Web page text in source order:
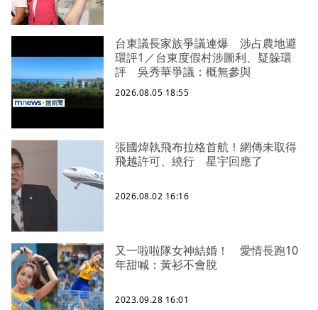
台東議長家族爭議連爆 涉占農地避
環評1／台東度假村涉圖利、疑躲環
評 吳秀華爭議：概無參與
2026.08.05 18:55
張國煒執飛布拉格首航！網傳未取得
飛越許可、繞行 星宇回應了
2026.08.02 16:16
又一啦啦隊女神結婚！ 愛情長跑10
年甜喊：黃衫不會脫
2023.09.28 16:01